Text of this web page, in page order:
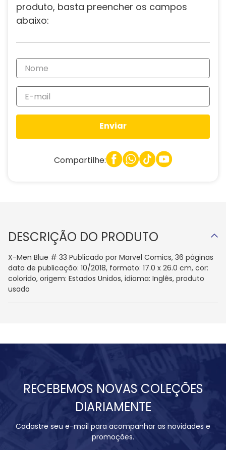
produto, basta preencher os campos
abaixo:
Enviar
Compartilhe:
DESCRIÇÃO DO PRODUTO
X-Men Blue # 33 Publicado por Marvel Comics, 36 páginas
data de publicação: 10/2018, formato: 17.0 x 26.0 cm, cor:
colorido, origem: Estados Unidos, idioma: Inglês, produto
usado
RECEBEMOS NOVAS COLEÇÕES
DIARIAMENTE
Cadastre seu e-mail para acompanhar as novidades e
promoções.